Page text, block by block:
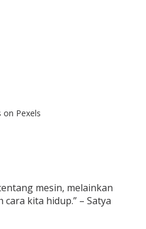
on Pexels
mesin, melainkan
kita hidup.” – Satya